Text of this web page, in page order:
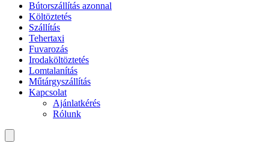
Bútorszállítás azonnal
Költöztetés
Szállítás
Tehertaxi
Fuvarozás
Irodaköltöztetés
Lomtalanítás
Műtárgyszállítás
Kapcsolat
Ajánlatkérés
Rólunk